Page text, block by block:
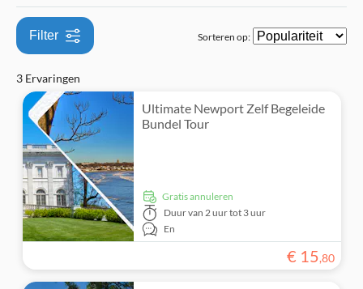
Instant confirmation
Attracties en rondleidingen
Activiteiten
Wandeltochten
Filter Sorteren op:
3 Ervaringen
Ultimate Newport Zelf Begeleide
Bundel Tour
Gratis annuleren
Duurvan 2 uur tot 3 uur
En
€ 15,80